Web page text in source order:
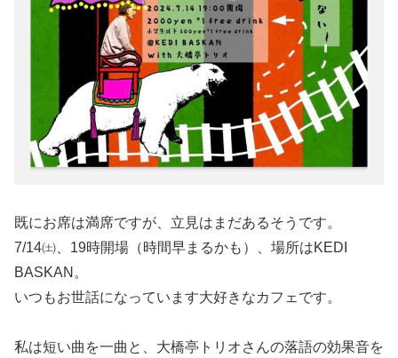
既にお席は満席ですが、立見はまだあるそうです。
7/14㈯、19時開場（時間早まるかも）、場所はKEDI
BASKAN。
いつもお世話になっています大好きなカフェです。
私は短い曲を一曲と、大橋亭トリオさんの落語の効果音を